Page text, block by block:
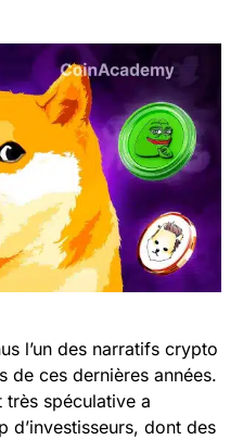
l’un des narratifs crypto
de ces dernières années.
très spéculative a
d’investisseurs, dont des